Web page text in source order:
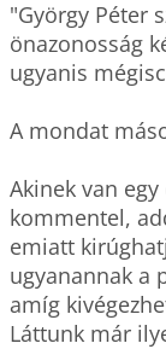
"György Péter
önazonosság
ugyanis
A mondat
Akinek van
kommentel,
emiatt
ugyanannak a
amíg
Láttunk már